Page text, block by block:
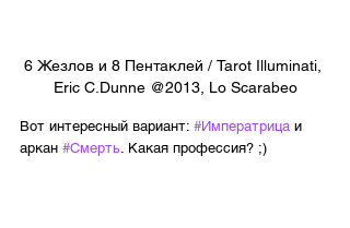
6 Жезлов и 8 Пентаклей / Tarot Illuminati,
Eric C.Dunne @2013, Lo Scarabeo
Вот интересный вариант: #Императрица и
аркан #Смерть . Какая профессия? ;)